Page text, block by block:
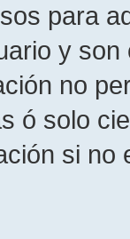
para
y son
no
ó solo
si no